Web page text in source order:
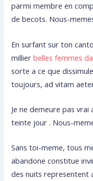
parmi membre en
de becots. Nous-
En surfant sur ton
millierbelles femmes
sorte a ce que
toujours, ad vitam
Je ne demeure pas
teinte jour . Nous-
Sans toi-meme, tous
abandone constitue
des nuits representent